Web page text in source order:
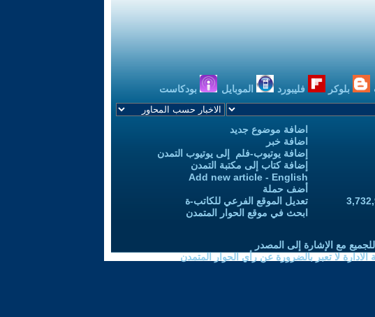
بلوكر فليبورد الموبايل بودكاست
اضافة موضوع جديد
اضافة خبر
إضافة يوتيوب-فلم إلى يوتيوب التمدن
إضافة كتاب إلى مكتبة التمدن
Add new article - English
أضف حملة
تعديل الموقع الفرعي للكاتب-ة
ابحث في موقع الحوار المتمدن
مع الإشارة إلى المصدر
لا تعبر بالضرورة عن رأي الحوار المتمدن